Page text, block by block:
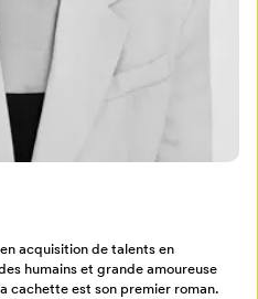
acquisition de talents en
humains et grande amoureuse
cachette est son premier roman.
vos favoris,
créez votre profil
Salon